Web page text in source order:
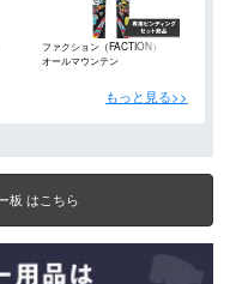
ファクション（FACTION）
オールマウンテン
もっと見る>>
板 はこちら